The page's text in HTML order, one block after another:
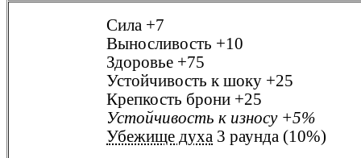
Сила +7
Выносливость +10
Здоровье +75
Устойчивость к шоку +25
Крепкость брони +25
Устойчивость к износу +5%
Убежище духа 3 раунда (10%)